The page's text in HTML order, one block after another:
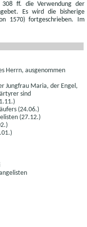
ff. die Verwendung der
Es wird die bisherige
1570) fortgeschrieben. Im
Herrn, ausgenommen
Jungfrau Maria, der Engel,
sind
(24.06.)
(27.12.)